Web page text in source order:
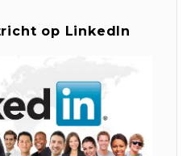
op LinkedIn